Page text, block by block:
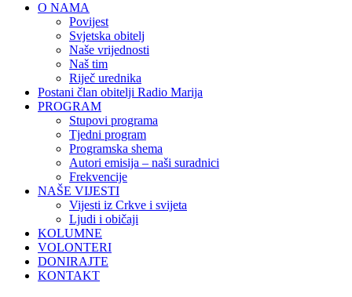
O NAMA
Povijest
Svjetska obitelj
Naše vrijednosti
Naš tim
Riječ urednika
Postani član obitelji Radio Marija
PROGRAM
Stupovi programa
Tjedni program
Programska shema
Autori emisija – naši suradnici
Frekvencije
NAŠE VIJESTI
Vijesti iz Crkve i svijeta
Ljudi i običaji
KOLUMNE
VOLONTERI
DONIRAJTE
KONTAKT